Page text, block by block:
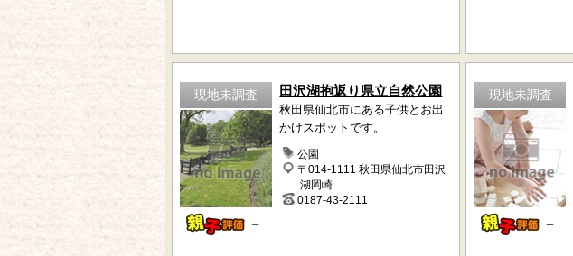
現地未調査
－
田沢湖抱返り県立自然公園
秋田県仙北市にある子供とお出
かけスポットです。
公園
〒014-1111 秋田県仙北市田沢
湖岡崎
0187-43-2111
現地未調査
－